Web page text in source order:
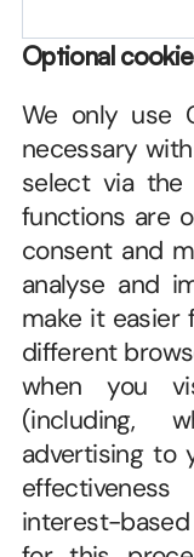
Optional
We only use
necessary
select via the
functions are
consent and
analyse and
make it easier
different
when you
(including,
advertising to
interest-